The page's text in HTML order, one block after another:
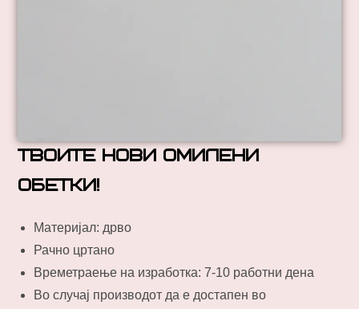
твоите нови омилени
обетки!
Материјал: дрво
Рачно цртано
Времетраење на изработка: 7-10 работни дена
Во случај производот да е достапен во